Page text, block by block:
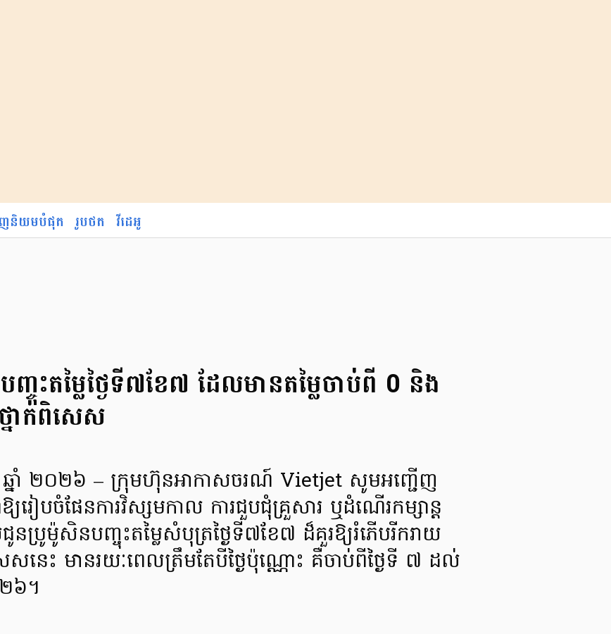
និយមបំផុត រូបថត វីដេអូ
តម្លៃថ្ងៃទី៧ខែ៧ ដែលមានតម្លៃចាប់ពី 0 និង
នាក់ពិសេស
ា ឆ្នាំ ២០២៦ – ក្រុមហ៊ុនអាកាសចរណ៍ Vietjet សូមអញ្ជើញ
យរៀបចំផែនការវិស្សមកាល ការជួបជុំគ្រួសារ ឬដំណើរកម្សាន្ត
នប្រូម៉ូសិនបញ្ចុះតម្លៃសំបុត្រថ្ងៃទី៧ខែ៧ ដ៏គួរឱ្យរំភើបរីករាយ
េះ មានរយៈពេលត្រឹមតែបីថ្ងៃប៉ុណ្ណោះ គឺចាប់ពីថ្ងៃទី ៧ ដល់
២៦។